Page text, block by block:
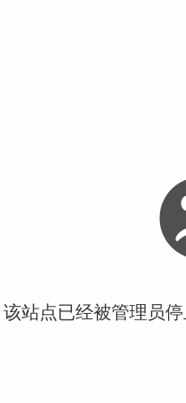
站点已经被管理员